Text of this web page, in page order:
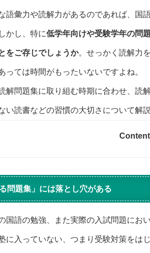
語彙力や読解力があるのであれば、国
かし、特に低学年向けや受験学年の問
をご存じでしょうか。せっかく読解力
っては時間がもったいないですよね。
解問題集に取り組む時期に合わせ、読
い読書などの習慣の大切さについて解説
る問題集」には落とし穴がある
国語の勉強、また実際の入試問題にお
に入っていない、つまり受験対策をは